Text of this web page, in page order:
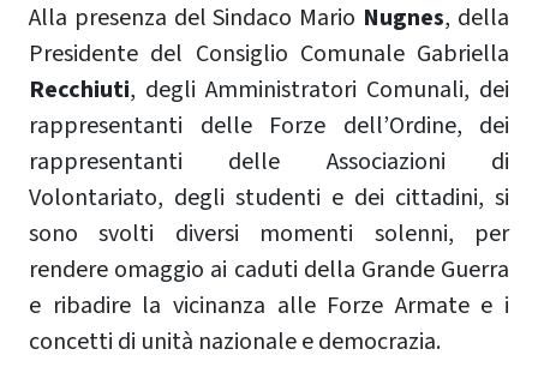
Alla presenza del Sindaco Mario Nugnes, della
Presidente del Consiglio Comunale Gabriella
Recchiuti, degli Amministratori Comunali, dei
rappresentanti delle Forze dell’Ordine, dei
rappresentanti delle Associazioni di
Volontariato, degli studenti e dei cittadini, si
sono svolti diversi momenti solenni, per
rendere omaggio ai caduti della Grande Guerra
e ribadire la vicinanza alle Forze Armate e i
concetti di unità nazionale e democrazia.